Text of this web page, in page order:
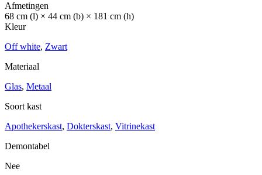
Afmetingen
68 cm (l) × 44 cm (b) × 181 cm (h)
Kleur
Off white, Zwart
Materiaal
Glas, Metaal
Soort kast
Apothekerskast, Dokterskast, Vitrinekast
Demontabel
Nee